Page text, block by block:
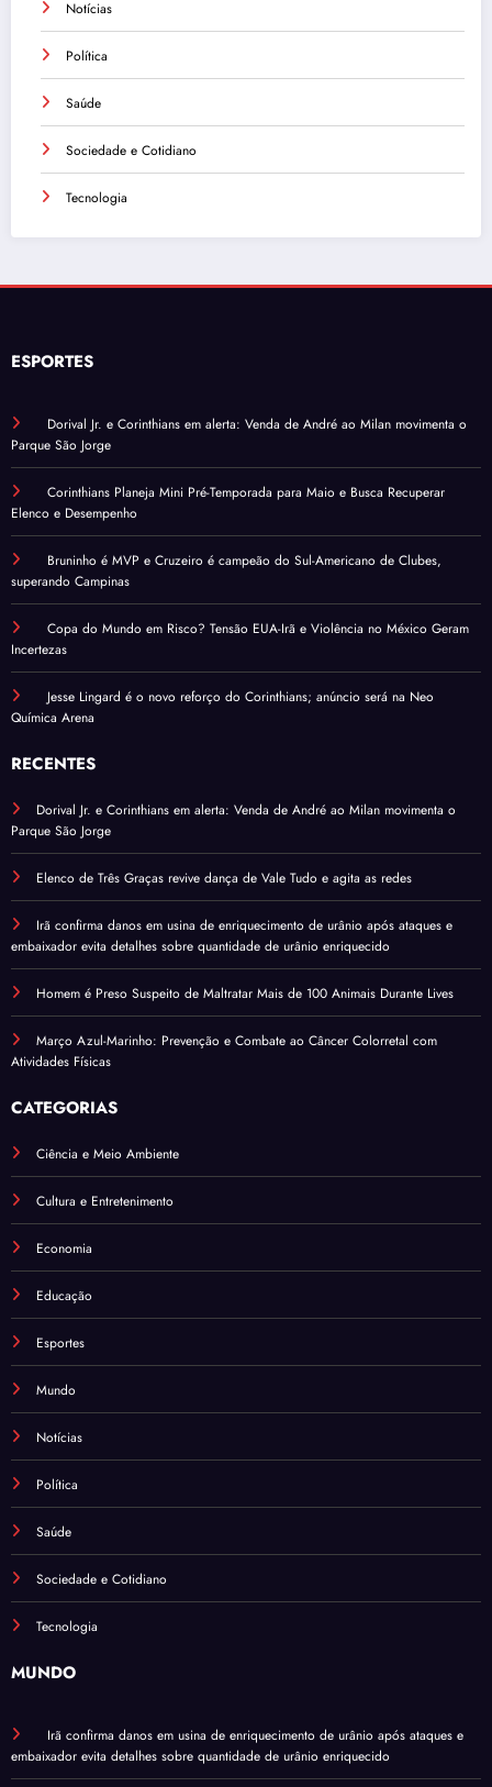
Notícias
Política
Saúde
Sociedade e Cotidiano
Tecnologia
ESPORTES
Dorival Jr. e Corinthians em alerta: Venda de André ao Milan movimenta o
Parque São Jorge
Corinthians Planeja Mini Pré-Temporada para Maio e Busca Recuperar
Elenco e Desempenho
Bruninho é MVP e Cruzeiro é campeão do Sul-Americano de Clubes,
superando Campinas
Copa do Mundo em Risco? Tensão EUA-Irã e Violência no México Geram
Incertezas
Jesse Lingard é o novo reforço do Corinthians; anúncio será na Neo
Química Arena
RECENTES
Dorival Jr. e Corinthians em alerta: Venda de André ao Milan movimenta o
Parque São Jorge
Elenco de Três Graças revive dança de Vale Tudo e agita as redes
Irã confirma danos em usina de enriquecimento de urânio após ataques e
embaixador evita detalhes sobre quantidade de urânio enriquecido
Homem é Preso Suspeito de Maltratar Mais de 100 Animais Durante Lives
Março Azul-Marinho: Prevenção e Combate ao Câncer Colorretal com
Atividades Físicas
CATEGORIAS
Ciência e Meio Ambiente
Cultura e Entretenimento
Economia
Educação
Esportes
Mundo
Notícias
Política
Saúde
Sociedade e Cotidiano
Tecnologia
MUNDO
Irã confirma danos em usina de enriquecimento de urânio após ataques e
embaixador evita detalhes sobre quantidade de urânio enriquecido